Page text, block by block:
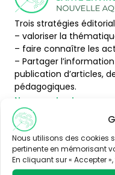
Nous utilisons des cookies
pertinente en mémorisant
En cliquant sur « Accepter
Trois stratégies
– valoriser la
– faire connaître les
– Partager
publication d’articles,
pédagogiques.
Nous contacter
Abonnez-vous
Thématiques
Air
Bruit